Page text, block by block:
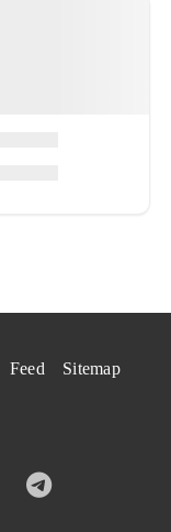
Feed
Sitemap